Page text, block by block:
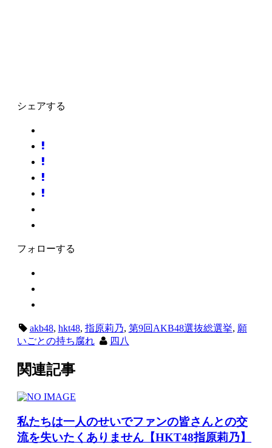
シェアする
フォローする
akb48, hkt48, 指原莉乃, 第9回AKB48選抜総選挙, 願
いごとの持ち腐れ
四八
関連記事
私たちは一人のせいでファンの皆さんとの交
流を失いたくありません【HKT48指原莉乃】